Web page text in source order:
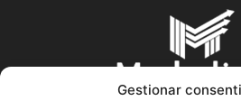
Gestionar